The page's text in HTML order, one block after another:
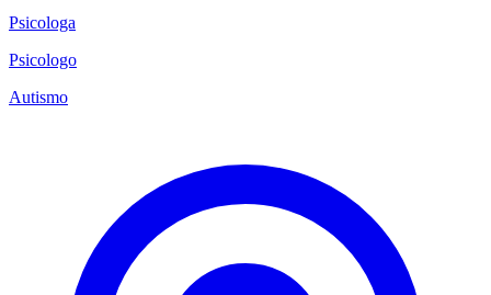
Psicologa
Psicologo
Autismo